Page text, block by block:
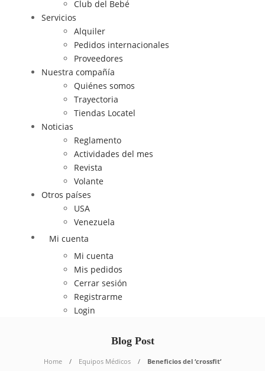
Club del Bebé
Servicios
Alquiler
Pedidos internacionales
Proveedores
Nuestra compañía
Quiénes somos
Trayectoria
Tiendas Locatel
Noticias
Reglamento
Actividades del mes
Revista
Volante
Otros países
USA
Venezuela
Mi cuenta
Mi cuenta
Mis pedidos
Cerrar sesión
Registrarme
Login
Blog Post
Home Equipos Médicos Beneficios del ‘crossfit’